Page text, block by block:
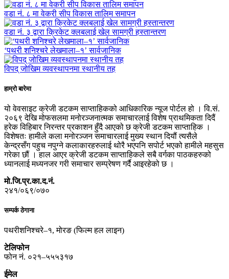
वडा नं. ८ मा वेकरी सीप विकास तालिम समापन
वडा नं. ३ द्वारा क्रिकेट क्लबलाई खेल सामग्री हस्तान्तरण
‘पथरी शनिश्चरे लेखमाला–१’ सार्वजानिक
विपद् जोखिम व्यवस्थापनमा स्थानीय तह
हाम्रो बारेमा
यो वेवसाइट क्रेजी डटकम साप्ताहिकको आधिकारिक न्यूज पोर्टल हो । वि.सं.
२०६९ देखि मोफसलमा मनोरञ्जनात्मक समाचारलाई विशेष प्राथमिकता दिदैं
हरेक विहिबार निरन्तर प्रकाशन हुँदै आएको छ क्रेजी डटकम साप्ताहिक ।
विशेषतः हामीले कला मनोरञ्जन समाचारलाई मुख्य स्थान दियौं त्यसैले
केन्द्रसँग पहुच नपुग्ने कलाकारहरुलाई थोरै भएपनि सपोर्ट भएको हामीले महसुस
गरेका छौं । हाल आएर क्रेजी डटकम साप्ताहिकले सबै वर्गका पाठकहरुको
ध्यानलाई मध्यनजर गरी समाचार सम्प्रेषण गर्दै आइरहेको छ ।
मो.जि.प्र.का.द.नं.
२४१/०६९/०७०
सम्पर्क ठेगाना
पथरीशनिश्चरे–१, मोरङ (फिल्म हल लाइन)
टेलिफोन
फोन नं. ०२१–५५५३१७
ईमेल